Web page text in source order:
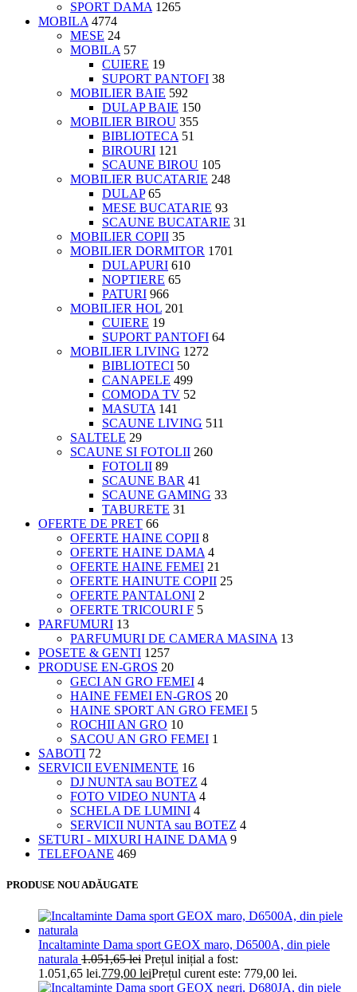
SPORT DAMA 1265
MOBILA 4774
MESE 24
MOBILA 57
CUIERE 19
SUPORT PANTOFI 38
MOBILIER BAIE 592
DULAP BAIE 150
MOBILIER BIROU 355
BIBLIOTECA 51
BIROURI 121
SCAUNE BIROU 105
MOBILIER BUCATARIE 248
DULAP 65
MESE BUCATARIE 93
SCAUNE BUCATARIE 31
MOBILIER COPII 35
MOBILIER DORMITOR 1701
DULAPURI 610
NOPTIERE 65
PATURI 966
MOBILIER HOL 201
CUIERE 19
SUPORT PANTOFI 64
MOBILIER LIVING 1272
BIBLIOTECI 50
CANAPELE 499
COMODA TV 52
MASUTA 141
SCAUNE LIVING 511
SALTELE 29
SCAUNE SI FOTOLII 260
FOTOLII 89
SCAUNE BAR 41
SCAUNE GAMING 33
TABURETE 31
OFERTE DE PRET 66
OFERTE HAINE COPII 8
OFERTE HAINE DAMA 4
OFERTE HAINE FEMEI 21
OFERTE HAINUTE COPII 25
OFERTE PANTALONI 2
OFERTE TRICOURI F 5
PARFUMURI 13
PARFUMURI DE CAMERA MASINA 13
POSETE & GENTI 1257
PRODUSE EN-GROS 20
GECI AN GRO FEMEI 4
HAINE FEMEI EN-GROS 20
HAINE SPORT AN GRO FEMEI 5
ROCHII AN GRO 10
SACOU AN GRO FEMEI 1
SABOTI 72
SERVICII EVENIMENTE 16
DJ NUNTA sau BOTEZ 4
FOTO VIDEO NUNTA 4
SCHELA DE LUMINI 4
SERVICII NUNTA sau BOTEZ 4
SETURI - MIXURI HAINE DAMA 9
TELEFOANE 469
PRODUSE NOU ADĂUGATE
Incaltaminte Dama sport GEOX maro, D6500A, din piele
naturala 1.051,65lei Prețul inițial a fost:
1.051,65 lei.779,00 leiPrețul curent este: 779,00 lei.